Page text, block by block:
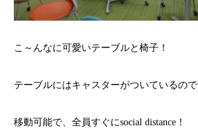
こ～んなに可愛いテーブルと椅子！
テーブルにはキャスターがついているので
移動可能で、全員すぐにsocial distance！